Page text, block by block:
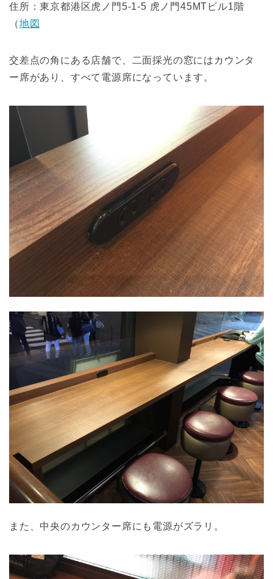
住所：東京都港区虎ノ門5-1-5 虎ノ門45MTビル1階
（地図
交差点の角にある店舗で、二面採光の窓にはカウンタ
ー席があり、すべて電源席になっています。
また、中央のカウンター席にも電源がズラリ。